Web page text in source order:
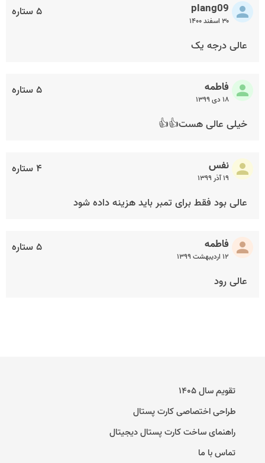
۵ ستاره plang09
۳۰ اسفند ۱۴۰۰
عالی درجه یک
۵ ستاره فاطمه
۱۸ دی ۱۳۹۹
خیلی عالی هست👍👍
۴ ستاره نفس
۱۹ آذر ۱۳۹۹
عالی بود فقط برای تمبر باید هزینه داده شود
۵ ستاره فاطمه
۱۲ اردیبهشت ۱۳۹۹
عالی رود
تقویم سال ۱۴۰۵
طراحی اختصاصی کارت پستال
راهنمای ساخت کارت پستال دیجیتال
تماس با ما